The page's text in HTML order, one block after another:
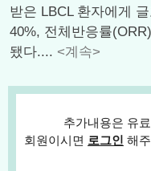
받은 LBCL 환자에게
40%, 전체반응률
됐다.... <계속>
추가내용은 유
회원이시면 로그인 해